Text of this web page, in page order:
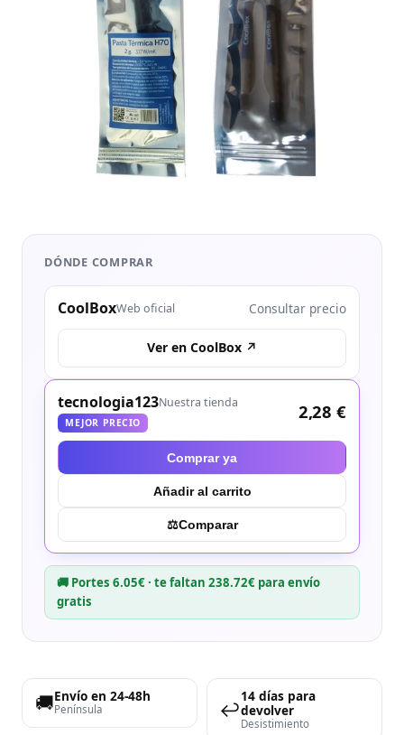
DÓNDE COMPRAR
CoolBoxWeb oficial Consultar precio
Ver en CoolBox ↗
tecnologia123Nuestra tienda
MEJOR PRECIO
2,28 €
Comprar ya
Añadir al carrito
⚖︎Comparar
🚚 Portes 6.05€ · te faltan 238.72€ para envío
gratis
🚚Envío en 24-48h
Península ↩️
14 días para
devolver
Desistimiento